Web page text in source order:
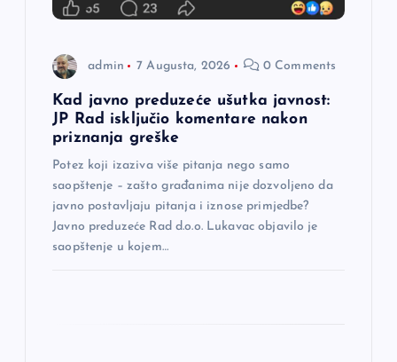
admin 7 Augusta, 2026 0 Comments
Kad javno preduzeće ušutka javnost:
JP Rad isključio komentare nakon
priznanja greške
Potez koji izaziva više pitanja nego samo
saopštenje – zašto građanima nije dozvoljeno da
javno postavljaju pitanja i iznose primjedbe?
Javno preduzeće Rad d.o.o. Lukavac objavilo je
saopštenje u kojem…